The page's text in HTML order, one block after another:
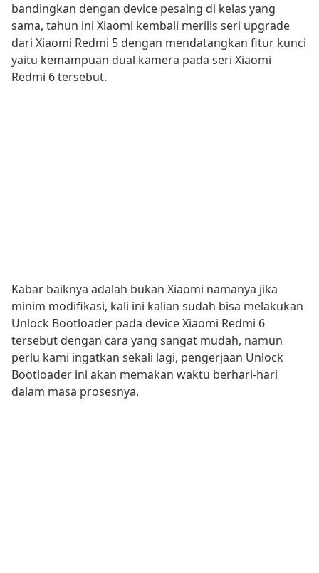
bandingkan dengan device pesaing di kelas yang
sama, tahun ini Xiaomi kembali merilis seri upgrade
dari Xiaomi Redmi 5 dengan mendatangkan fitur kunci
yaitu kemampuan dual kamera pada seri Xiaomi
Redmi 6 tersebut.
Kabar baiknya adalah bukan Xiaomi namanya jika
minim modifikasi, kali ini kalian sudah bisa melakukan
Unlock Bootloader pada device Xiaomi Redmi 6
tersebut dengan cara yang sangat mudah, namun
perlu kami ingatkan sekali lagi, pengerjaan Unlock
Bootloader ini akan memakan waktu berhari-hari
dalam masa prosesnya.